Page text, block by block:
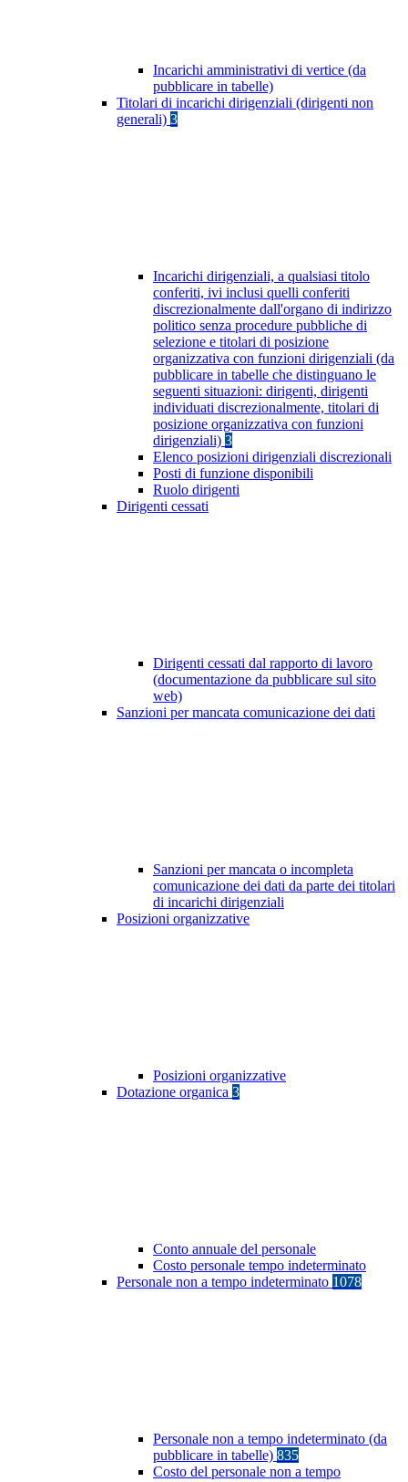
Incarichi amministrativi di vertice (da
pubblicare in tabelle)
Titolari di incarichi dirigenziali (dirigenti non
generali) 3
Incarichi dirigenziali, a qualsiasi titolo
conferiti, ivi inclusi quelli conferiti
discrezionalmente dall'organo di indirizzo
politico senza procedure pubbliche di
selezione e titolari di posizione
organizzativa con funzioni dirigenziali (da
pubblicare in tabelle che distinguano le
seguenti situazioni: dirigenti, dirigenti
individuati discrezionalmente, titolari di
posizione organizzativa con funzioni
dirigenziali) 3
Elenco posizioni dirigenziali discrezionali
Posti di funzione disponibili
Ruolo dirigenti
Dirigenti cessati
Dirigenti cessati dal rapporto di lavoro
(documentazione da pubblicare sul sito
web)
Sanzioni per mancata comunicazione dei dati
Sanzioni per mancata o incompleta
comunicazione dei dati da parte dei titolari
di incarichi dirigenziali
Posizioni organizzative
Posizioni organizzative
Dotazione organica 3
Conto annuale del personale
Costo personale tempo indeterminato
Personale non a tempo indeterminato 1078
Personale non a tempo indeterminato (da
pubblicare in tabelle) 835
Costo del personale non a tempo